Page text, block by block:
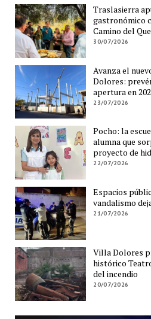
Traslasierra
gastronómico
Camino del
30/07/2026
Avanza el
Dolores:
apertura en
23/07/2026
Pocho: la
alumna que
proyecto de
22/07/2026
Espacios
vandalismo
21/07/2026
Villa Dolores
histórico
del incendio
20/07/2026